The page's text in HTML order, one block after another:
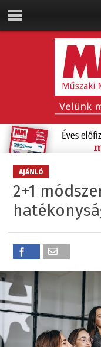
AJÁNLÓ
2+1